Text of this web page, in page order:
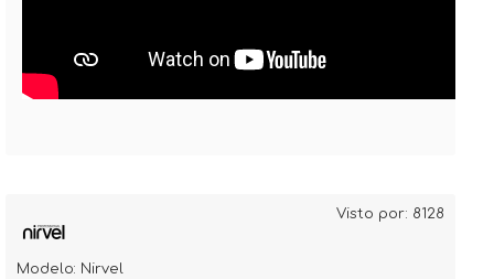
Visto por: 8128
Modelo: Nirvel